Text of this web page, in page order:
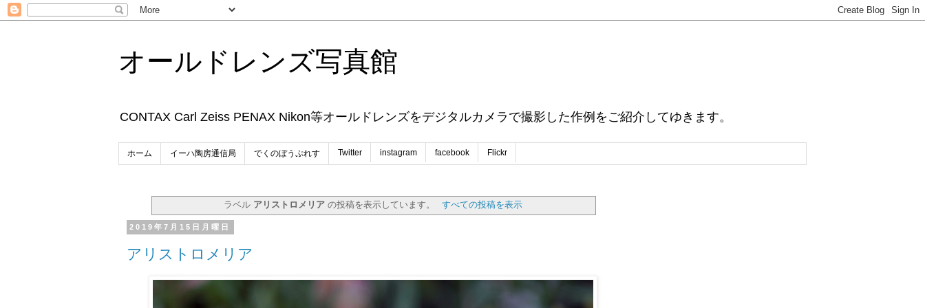
オールドレンズ写真館
CONTAX Carl Zeiss PENAX Nikon等オールドレンズをデジタルカメラで撮影した作例をご紹介してゆきます。
ホーム イーハ陶房通信局 でくのぼうぷれす Twitter instagram facebook Flickr
ラベル アリストロメリア の投稿を表示しています。 すべての投稿を表示
2019年7月15日月曜日
アリストロメリア